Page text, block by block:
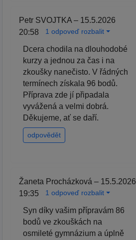
Petr SVOJTKA – 15.5.2026
20:58
1 odpoveď rozbalit
Dcera chodila na dlouhodobé
kurzy a jednou za čas i na
zkoušky nanečisto. V řádných
termínech získala 96 bodů.
Příprava zde jí připadala
vyvážená a velmi dobrá.
Děkujeme, ať se daří.
odpovědět
Žaneta Procházková – 15.5.2026
19:35
1 odpoveď rozbalit
Syn díky vašim přípravám 86
bodů ve zkouškách na
osmileté gymnázium a úplně